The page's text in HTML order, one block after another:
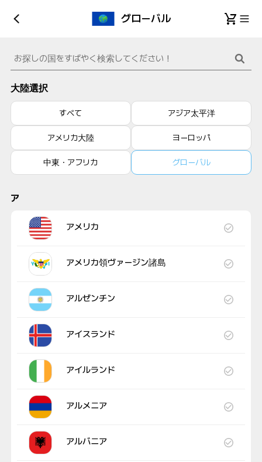
グローバル
大陸選択
すべて アジア太平洋
アメリカ大陸 ヨーロッパ
中東・アフリカ グローバル
ア
アメリカ
アメリカ領ヴァージン諸島
アルゼンチン
アイスランド
アイルランド
アルメニア
アルバニア